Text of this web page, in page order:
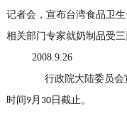
记者会，宣布台湾食品卫
相关部门专家就奶制品受
2008.9.26
行政院大陆委员会
时间 9月 30 日截止。